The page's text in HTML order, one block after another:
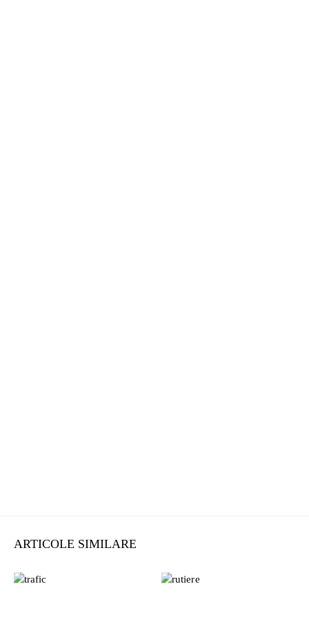
ARTICOLE SIMILARE